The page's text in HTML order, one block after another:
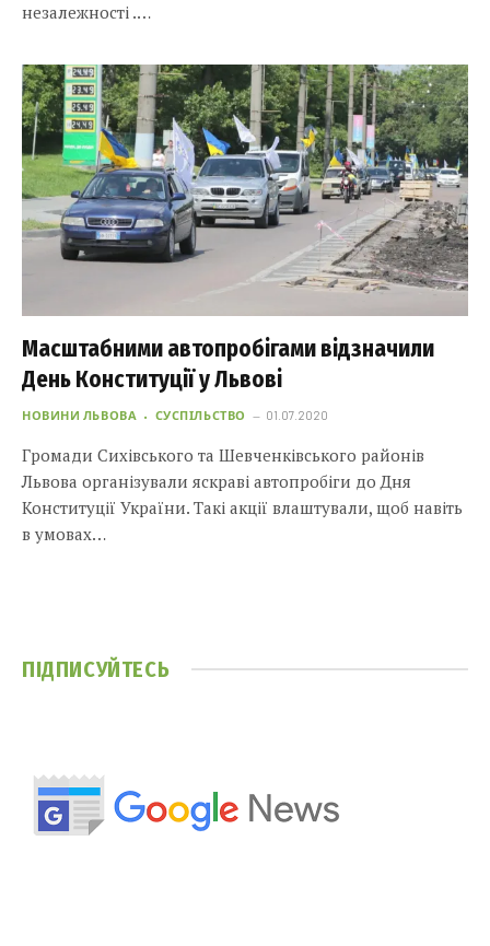
незалежності .…
Масштабними автопробігами відзначили
День Конституції у Львові
НОВИНИ ЛЬВОВА СУСПІЛЬСТВО 01.07.2020
Громади Сихівського та Шевченківського районів
Львова організували яскраві автопробіги до Дня
Конституції України. Такі акції влаштували, щоб навіть
в умовах…
ПІДПИСУЙТЕСЬ